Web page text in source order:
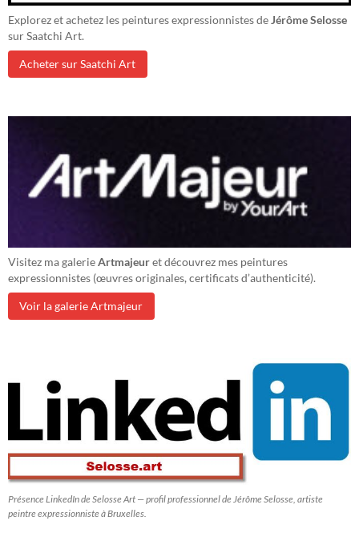
Explorez et achetez les peintures expressionnistes deJérôme Selosse
sur Saatchi Art.
Acheter sur Saatchi Art
Visitez ma galerieArtmajeuret découvrez mes peintures
expressionnistes (œuvres originales, certificats d’authenticité).
Voir la galerie Artmajeur
Présence LinkedIn de Selosse Art — profil professionnel de Jérôme Selosse, artiste
peintre expressionniste à Bruxelles.